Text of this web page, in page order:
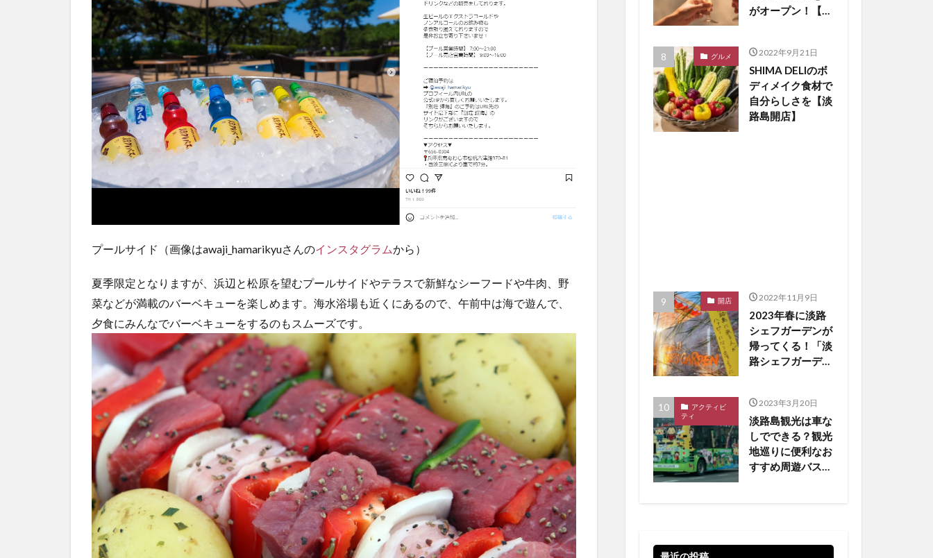
プールサイド（画像はawaji_hamarikyuさんのインスタグラムから）
夏季限定となりますが、浜辺と松原を望むプールサイドやテラスで新鮮なシーフードや牛肉、野
菜などが満載のバーベキューを楽しめます。海水浴場も近くにあるので、午前中は海で遊んで、
夕食にみんなでバーベキューをするのもスムーズです。
がオープン！【淡
グルメ 2022年9月21日
SHIMA DELIのボ
ディメイク食材で
自分らしさを【淡
路島開店】
開店 2022年11月9日
2023年春に淡路
シェフガーデンが
帰ってくる！「淡
路シェフガーデン
アクティビ
ティ
2023年3月20日
淡路島観光は車な
しでできる？観光
地巡りに便利なお
すすめ周遊バスを